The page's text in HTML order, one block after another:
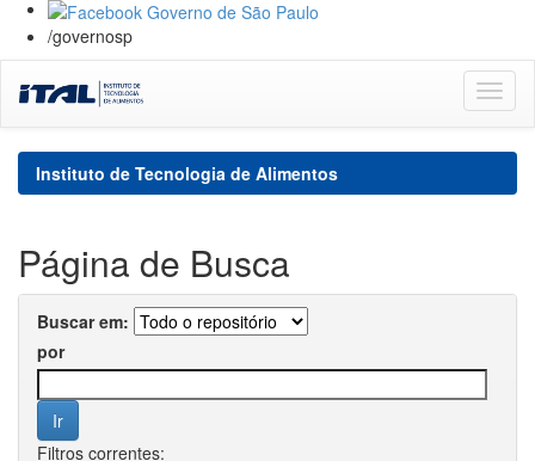
/governosp
navigation
Instituto de Tecnologia de Alimentos
Página de Busca
Buscar em:
por
Filtros correntes: